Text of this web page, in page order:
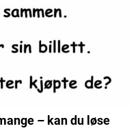
– kan du løse